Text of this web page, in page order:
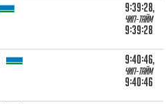
9:39:28,
Чип-тайм
9:39:28
9:40:46,
Чип-тайм
9:40:46